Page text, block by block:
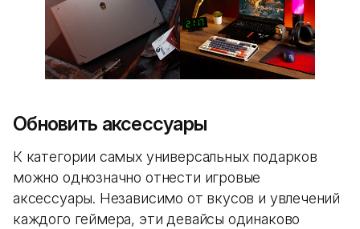
Обновить аксессуары
К категории самых универсальных подарков
можно однозначно отнести игровые
аксессуары. Независимо от вкусов и увлечений
каждого геймера, эти девайсы одинаково